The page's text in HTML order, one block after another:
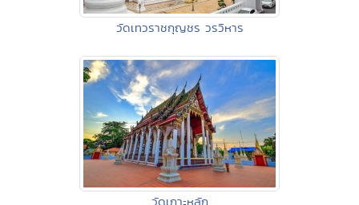
วัดเทวราชกุญชร วรวิหาร